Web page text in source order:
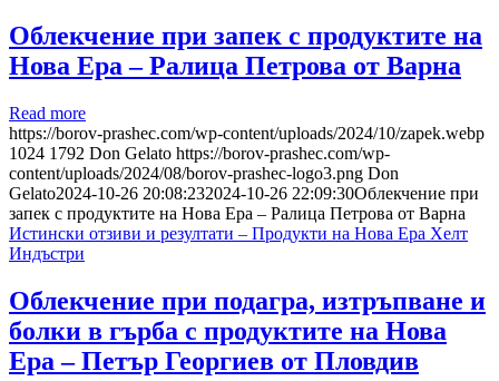
Облекчение при запек с продуктите на
Нова Ера – Ралица Петрова от Варна
Read more
https://borov-prashec.com/wp-content/uploads/2024/10/zapek.webp
1024 1792 Don Gelato https://borov-prashec.com/wp-
content/uploads/2024/08/borov-prashec-logo3.png Don
Gelato2024-10-26 20:08:232024-10-26 22:09:30Облекчение при
запек с продуктите на Нова Ера – Ралица Петрова от Варна
Истински отзиви и резултати – Продукти на Нова Ера Хелт
Индъстри
Облекчение при подагра, изтръпване и
болки в гърба с продуктите на Нова
Ера – Петър Георгиев от Пловдив